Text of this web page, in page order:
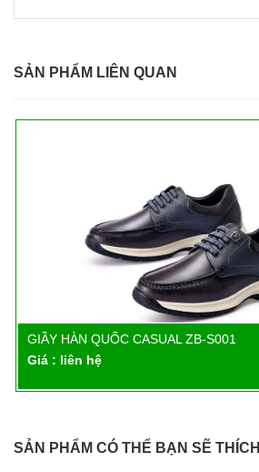
SẢN PHẨM LIÊN QUAN
Chi tiết
GIẦY HÀN QUỐC CASUAL ZB-S001
Giá : liên hệ
SẢN PHẨM CÓ THỂ BẠN SẼ THÍCH